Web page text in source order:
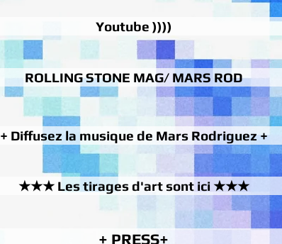
Youtube ))))
ROLLING STONE MAG/ MARS ROD
+ Diffusez la musique de Mars Rodriguez +
★★★ Les tirages d'art sont ici ★★★
+ PRESS+